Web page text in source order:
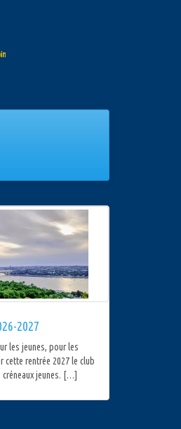
2027
les jeunes, pour les
rentrée 2027 le club
créneaux jeunes. […]